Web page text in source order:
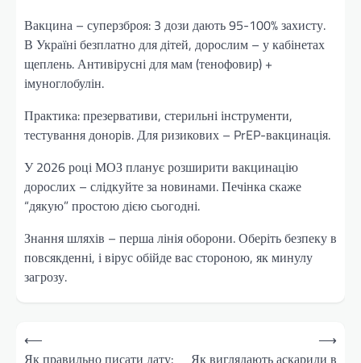
Вакцина – суперзброя: 3 дози дають 95-100% захисту.
В Україні безплатно для дітей, дорослим – у кабінетах
щеплень. Антивірусні для мам (тенофовир) +
імуноглобулін.
Практика: презервативи, стерильні інструменти,
тестування донорів. Для ризикових – PrEP-вакцинація.
У 2026 році МОЗ планує розширити вакцинацію
дорослих – слідкуйте за новинами. Печінка скаже
“дякую” простою дією сьогодні.
Знання шляхів – перша лінія оборони. Оберіть безпеку в
повсякденні, і вірус обійде вас стороною, як минулу
загрозу.
Навігація
⟵
⟶